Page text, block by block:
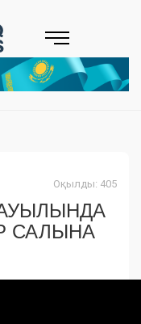
Оқылды: 405
САЛЫНА